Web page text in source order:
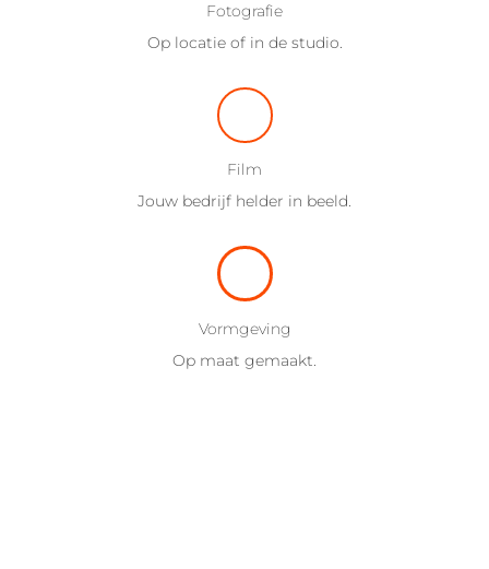
Fotografie
Op locatie of in de studio.
Film
Jouw bedrijf helder in beeld.
Vormgeving
Op maat gemaakt.